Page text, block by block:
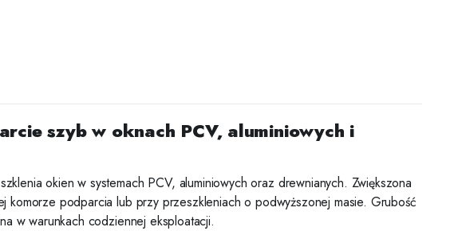
szyb w oknach PCV, aluminiowych i
okien w systemach PCV, aluminiowych oraz drewnianych. Zwiększona
podparcia lub przy przeszkleniach o podwyższonej masie. Grubość
w warunkach codziennej eksploatacji.